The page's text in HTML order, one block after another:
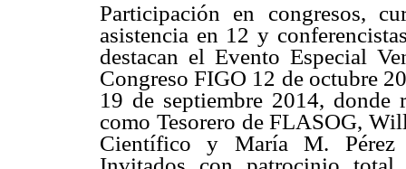
Participación en congresos,
asistencia en 12 y
destacan el Evento Especial
Congreso FIGO 12 de octubre
19 de septiembre 2014,
como Tesorero de FLASOG,
Científico y María M. Pérez